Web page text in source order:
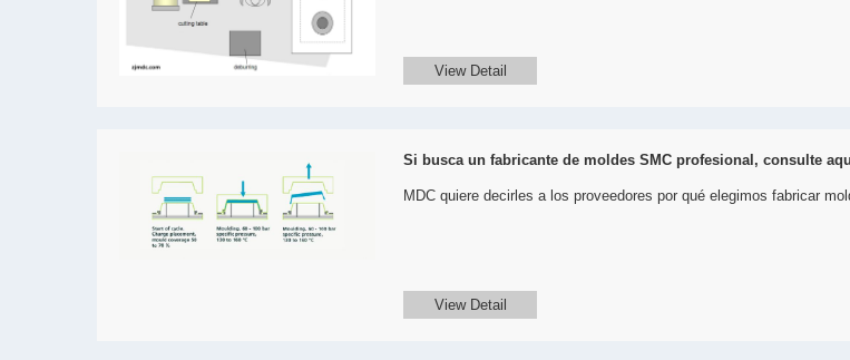
View Detail
Si busca un fabricante de moldes SMC profesional, consulte
MDC quiere decirles a los proveedores por qué elegimos fabricar
View Detail